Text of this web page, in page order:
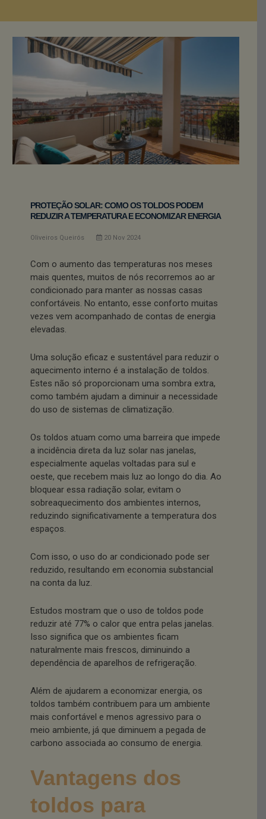
PROTEÇÃO SOLAR: COMO OS TOLDOS PODEM
REDUZIR A TEMPERATURA E ECONOMIZAR ENERGIA
Oliveiros Queirós 20 Nov 2024
Com o aumento das temperaturas nos meses
mais quentes, muitos de nós recorremos ao ar
condicionado para manter as nossas casas
confortáveis. No entanto, esse conforto muitas
vezes vem acompanhado de contas de energia
elevadas.
Uma solução eficaz e sustentável para reduzir o
aquecimento interno é a instalação de toldos.
Estes não só proporcionam uma sombra extra,
como também ajudam a diminuir a necessidade
do uso de sistemas de climatização.
Os toldos atuam como uma barreira que impede
a incidência direta da luz solar nas janelas,
especialmente aquelas voltadas para sul e
oeste, que recebem mais luz ao longo do dia. Ao
bloquear essa radiação solar, evitam o
sobreaquecimento dos ambientes internos,
reduzindo significativamente a temperatura dos
espaços.
Com isso, o uso do ar condicionado pode ser
reduzido, resultando em economia substancial
na conta da luz.
Estudos mostram que o uso de toldos pode
reduzir até 77% o calor que entra pelas janelas.
Isso significa que os ambientes ficam
naturalmente mais frescos, diminuindo a
dependência de aparelhos de refrigeração.
Além de ajudarem a economizar energia, os
toldos também contribuem para um ambiente
mais confortável e menos agressivo para o
meio ambiente, já que diminuem a pegada de
carbono associada ao consumo de energia.
Vantagens dos
toldos para